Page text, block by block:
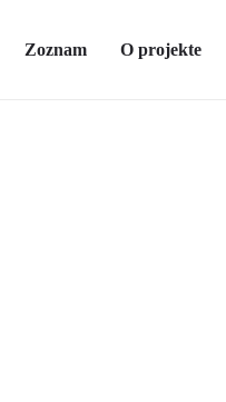
Zoznam O projekte